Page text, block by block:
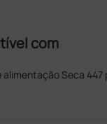
com
alimentação Seca